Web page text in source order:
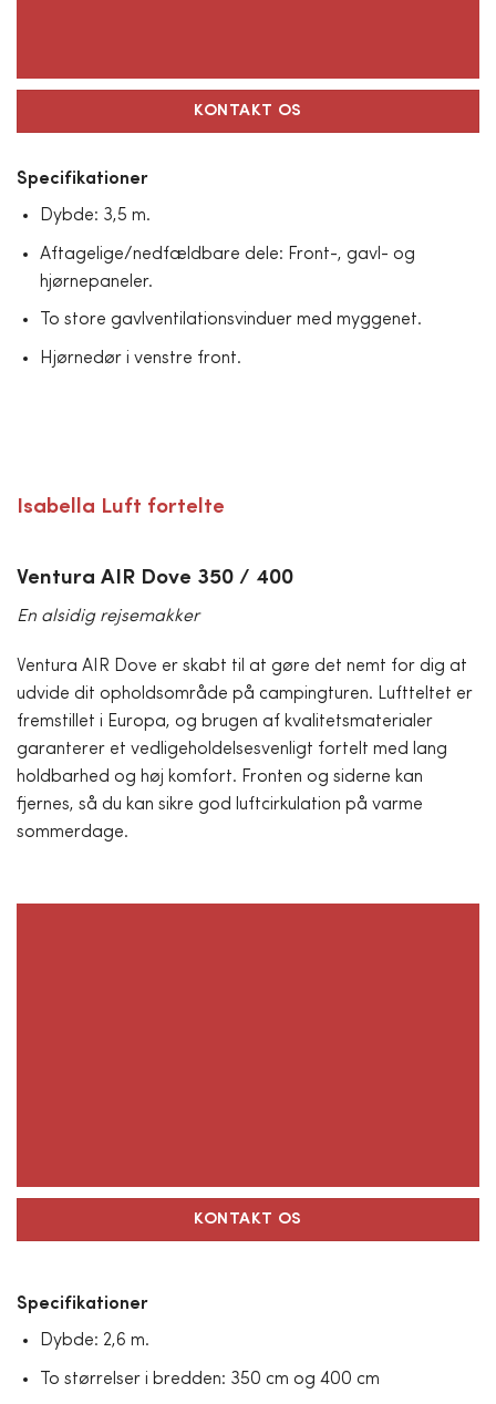
KONTAKT OS
Specifikationer
Dybde: 3,5 m.
Aftagelige/nedfældbare dele: Front-, gavl- og
hjørnepaneler.
To store gavlventilationsvinduer med myggenet.
Hjørnedør i venstre front.
Isabella Luft fortelte
Ventura AIR Dove 350 / 400
En alsidig rejsemakker
Ventura AIR Dove er skabt til at gøre det nemt for dig at
udvide dit opholdsområde på campingturen. Luftteltet er
fremstillet i Europa, og brugen af kvalitetsmaterialer
garanterer et vedligeholdelsesvenligt fortelt med lang
holdbarhed og høj komfort. Fronten og siderne kan
fjernes, så du kan sikre god luftcirkulation på varme
sommerdage.
KONTAKT OS
Specifikationer
Dybde: 2,6 m.
To størrelser i bredden: 350 cm og 400 cm